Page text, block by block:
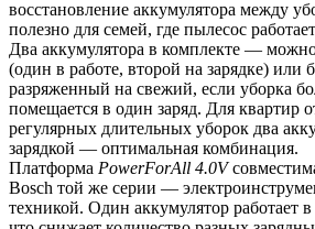
восстановление аккумулятора между
полезно для семей, где пылесос
Два аккумулятора в комплекте —
(один в работе, второй на зарядке) или
разряженный на свежий, если уборка
помещается в один заряд. Для квартир
регулярных длительных уборок два
зарядкой — оптимальная комбинация.
Платформа PowerForAll 4.0V
Bosch той же серии —
техникой. Один аккумулятор работает